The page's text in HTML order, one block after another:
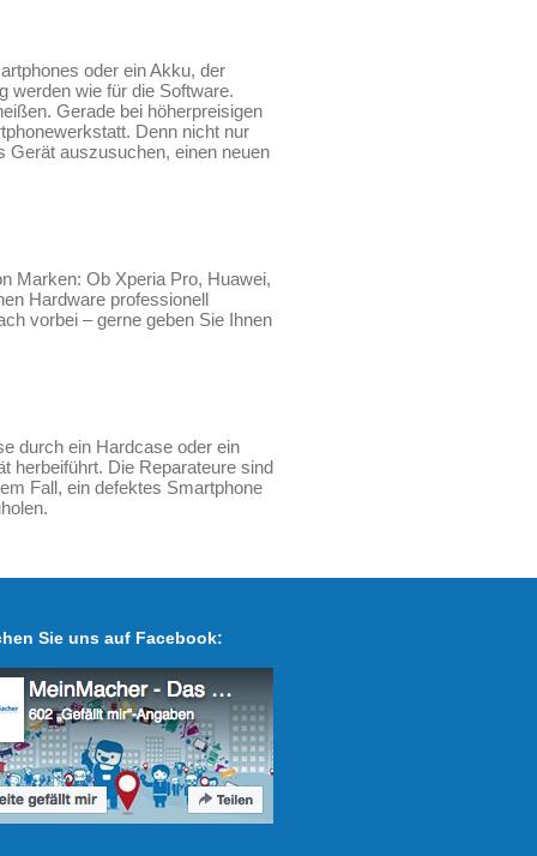
oder ein Akku, der
werden wie für die Software.
Gerade bei höherpreisigen
Denn nicht nur
Gerät auszusuchen, einen neuen
Marken: Ob Xperia Pro, Huawei,
Hardware professionell
vorbei – gerne geben Sie Ihnen
durch ein Hardcase oder ein
herbeiführt. Die Reparateure sind
Fall, ein defektes Smartphone
Sie uns auf Facebook: